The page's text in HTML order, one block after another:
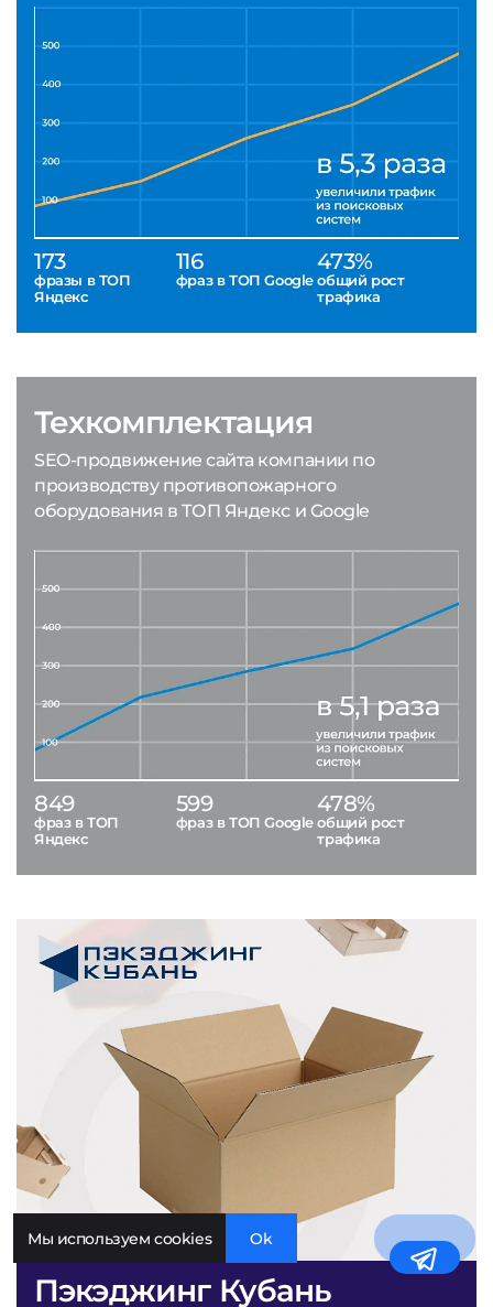
173
фразы в ТОП
Яндекс
116
фраз в ТОП Google
473%
общий рост
трафика
Пэкэджинг Кубань
Техкомплектация
SEO-продвижение сайта компании по
производству противопожарного
оборудования в ТОП Яндекс и Google
849
фраз в ТОП
Яндекс
599
фраз в ТОП Google
478%
общий рост
трафика
Мы используем cookies Ok